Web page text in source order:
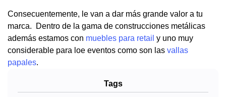
Consecuentemente, le van a dar más grande valor a tu
marca. Dentro de la gama de construcciones metálicas
además estamos con muebles para retail y uno muy
considerable para loe eventos como son las vallas
papales.
Tags